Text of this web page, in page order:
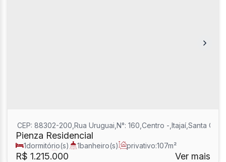
Pienza Residencial
R$ 1.215.000
CEP: 88302-200 Rua Uruguai N°: 160 Centro Itajaí Santa
1dormitório(s) 1banheiro(s) privativo:107m²
1sala(s) 1suíte(s) Ver mais